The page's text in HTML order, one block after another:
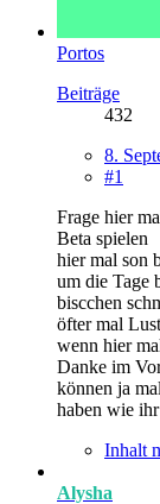
Portos
Beiträge
432
8.
#1
Frage hier
Beta spielen
hier mal son
um die Tage
biscchen
öfter mal
wenn hier
Danke im
können ja
haben wie
Inhalt
Alysha